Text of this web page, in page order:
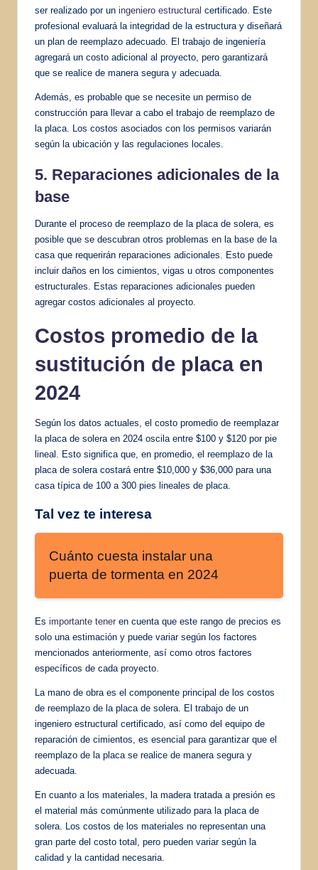
ser realizado por un ingeniero estructural certificado. Este
profesional evaluará la integridad de la estructura y diseñará
un plan de reemplazo adecuado. El trabajo de ingeniería
agregará un costo adicional al proyecto, pero garantizará
que se realice de manera segura y adecuada.
Además, es probable que se necesite un permiso de
construcción para llevar a cabo el trabajo de reemplazo de
la placa. Los costos asociados con los permisos variarán
según la ubicación y las regulaciones locales.
5. Reparaciones adicionales de la
base
Durante el proceso de reemplazo de la placa de solera, es
posible que se descubran otros problemas en la base de la
casa que requerirán reparaciones adicionales. Esto puede
incluir daños en los cimientos, vigas u otros componentes
estructurales. Estas reparaciones adicionales pueden
agregar costos adicionales al proyecto.
Costos promedio de la
sustitución de placa en
2024
Según los datos actuales, el costo promedio de reemplazar
la placa de solera en 2024 oscila entre $100 y $120 por pie
lineal. Esto significa que, en promedio, el reemplazo de la
placa de solera costará entre $10,000 y $36,000 para una
casa típica de 100 a 300 pies lineales de placa.
Tal vez te interesa
Cuánto cuesta instalar una
puerta de tormenta en 2024
Es importante tener en cuenta que este rango de precios es
solo una estimación y puede variar según los factores
mencionados anteriormente, así como otros factores
específicos de cada proyecto.
La mano de obra es el componente principal de los costos
de reemplazo de la placa de solera. El trabajo de un
ingeniero estructural certificado, así como del equipo de
reparación de cimientos, es esencial para garantizar que el
reemplazo de la placa se realice de manera segura y
adecuada.
En cuanto a los materiales, la madera tratada a presión es
el material más comúnmente utilizado para la placa de
solera. Los costos de los materiales no representan una
gran parte del costo total, pero pueden variar según la
calidad y la cantidad necesaria.